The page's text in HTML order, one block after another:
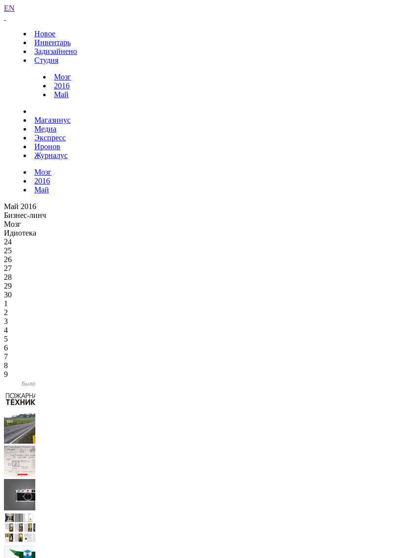
EN
Новое
Инвентарь
Задизайнено
Студия
Мозг
2016
Май
Магазинус
Медиа
Экспресс
Иронов
Журналус
Мозг
2016
Май
Май 2016
Бизнес-линч
Мозг
Идиотека
24
25
26
27
28
29
30
1
2
3
4
5
6
7
8
9